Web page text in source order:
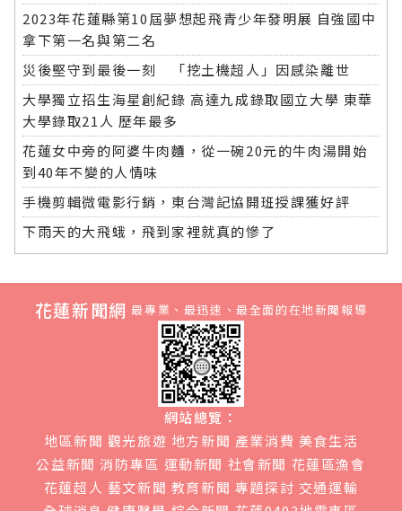
2023年花蓮縣第10屆夢想起飛青少年發明展 自強國中
拿下第一名與第二名
災後堅守到最後一刻 「挖土機超人」因感染離世
大學獨立招生海星創紀錄 高達九成錄取國立大學 東華
大學錄取21人 歷年最多
花蓮女中旁的阿婆牛肉麵，從一碗20元的牛肉湯開始
到40年不變的人情味
手機剪輯微電影行銷，東台灣記協開班授課獲好評
下雨天的大飛蛾，飛到家裡就真的慘了
花蓮新聞網 最專業、最迅速、最全面的在地新聞報導
網站總覽：
地區新聞 觀光旅遊 地方新聞 產業消費 美食生活
公益新聞 消防專區 運動新聞 社會新聞 花蓮區漁會
花蓮超人 藝文新聞 教育新聞 專題探討 交通運輸